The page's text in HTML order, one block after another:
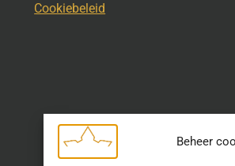
Beheer
Cookiebeleid